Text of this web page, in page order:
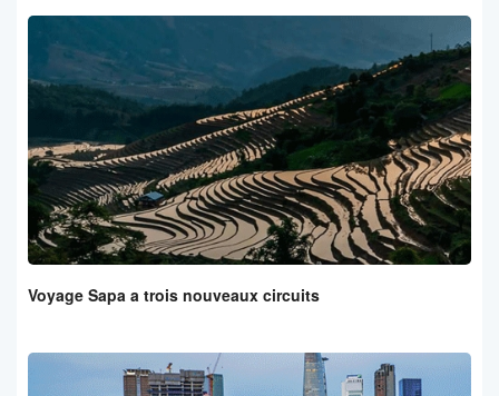
Voyage Sapa a trois nouveaux circuits